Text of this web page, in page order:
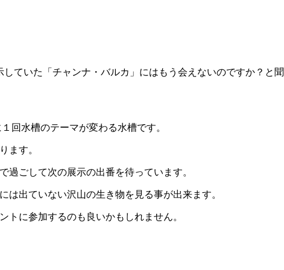
していた「チャンナ・バルカ」にはもう会えないのですか？と
回水槽のテーマが変わる水槽です。
ます。
過ごして次の展示の出番を待っています。
には出ていない沢山の生き物を見る事が出来ます。
トに参加するのも良いかもしれません。